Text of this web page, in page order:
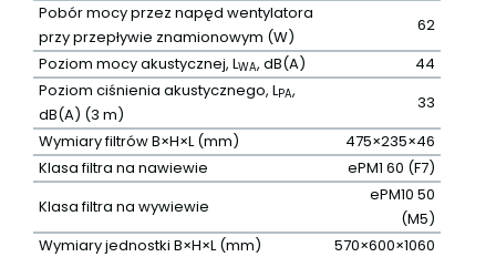
Pobór mocy przez napęd wentylatora
przy przepływie znamionowym (W)
62
Poziom mocy akustycznej, LWA, dB(A)
44
Poziom ciśnienia akustycznego, LPA,
dB(A) (3 m)
33
Wymiary filtrów B×H×L (mm)
475×235×46
Klasa filtra na nawiewie
ePM1 60 (F7)
Klasa filtra na wywiewie
ePM10 50
(M5)
Wymiary jednostki B×H×L (mm)
570×600×1060